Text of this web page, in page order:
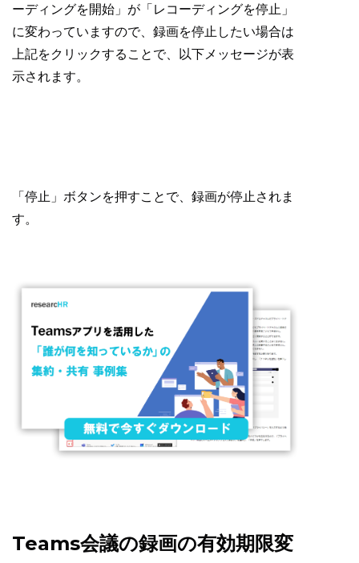
ーディングを開始」が「レコーディングを停止」
に変わっていますので、録画を停止したい場合は
上記をクリックすることで、以下メッセージが表
示されます。
「停止」ボタンを押すことで、録画が停止されま
す。
Teams会議の録画の有効期限変